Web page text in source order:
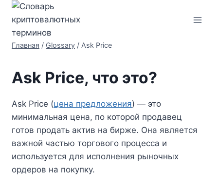
Перейти
содержимому
Главная / Glossary / Ask Price
Ask Price, что это?
Ask Price (цена предложения) — это
минимальная цена, по которой продавец
готов продать актив на бирже. Она является
важной частью торгового процесса и
используется для исполнения рыночных
ордеров на покупку.